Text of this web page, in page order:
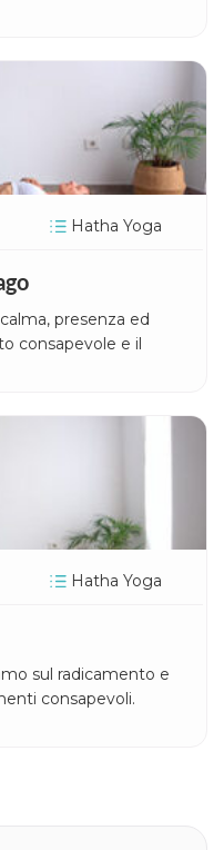
Hatha Yoga
presenza ed
consapevole e il
Hatha Yoga
sul radicamento e
consapevoli.